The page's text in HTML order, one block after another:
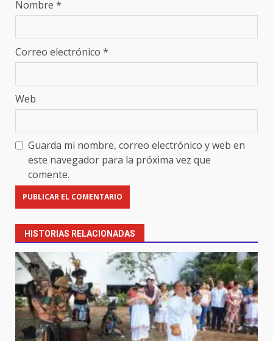
Nombre *
Correo electrónico *
Web
Guarda mi nombre, correo electrónico y web en
este navegador para la próxima vez que
comente.
HISTORIAS RELACIONADAS